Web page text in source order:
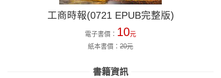
工商時報(0721 EPUB完整版)
電子書價： 10元
紙本書價： 20元
書籍資訊